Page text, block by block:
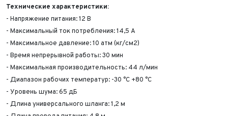
Технические характеристики:
- Напряжение питания: 12 В
- Максимальный ток потребления: 14,5 A
- Максимальное давление: 10 атм (кг/см2)
- Время непрерывной работы: 30 мин
- Максимальная производительность: 44 л/мин
- Диапазон рабочих температур: -30 °C +80 °C
- Уровень шума: 65 дБ
- Длина универсального шланга: 1,2 м
Имя*
Телефон*
Тема сообщения
Ваш город
Для Вашего удобства мы перезвоним Вам в рабочее
время, если будем знать Ваш часовой пояс.
Телефон*
E-mail*
Ваш город*
Марка и Модель*
ФИО*
Телефон*
Марка и Модель
Год выпуска